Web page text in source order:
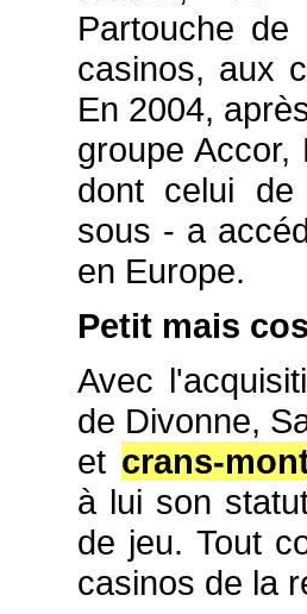
Partouche
casinos, aux
En 2004,
groupe
dont celui
sous - a
en Europe.
Petit mais
Avec
de Divonne,
et crans-
à lui son
de jeu. Tout
casinos de la